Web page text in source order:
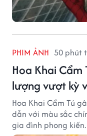
PHIM ẢNH 50 phút
Hoa Khai
lượng vượt kỳ
Hoa Khai Cẩm Tú
dẫn với màu sắc
gia đình phong kiến.